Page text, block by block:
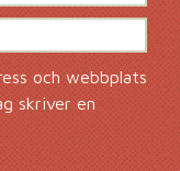
och webbplats
skriver en